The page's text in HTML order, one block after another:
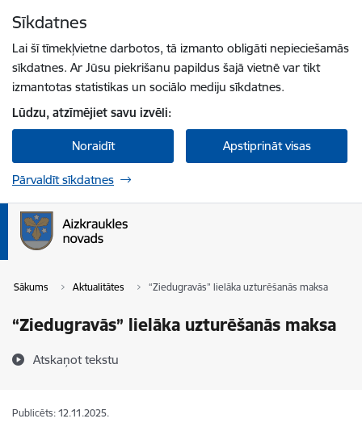
Sīkdatnes
Lai šī tīmekļvietne darbotos, tā izmanto obligāti nepieciešamās
sīkdatnes. Ar Jūsu piekrišanu papildus šajā vietnē var tikt
izmantotas statistikas un sociālo mediju sīkdatnes.
Lūdzu, atzīmējiet savu izvēli:
Noraidīt Apstiprināt visas
Pārvaldīt sīkdatnes
Sākums Aktualitātes “Ziedugravās” lielāka uzturēšanās maksa
“Ziedugravās” lielāka uzturēšanās maksa
Atskaņot tekstu
Publicēts: 12.11.2025.